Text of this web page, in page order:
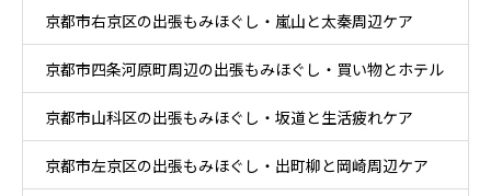
京都市右京区の出張もみほぐし・嵐山と太秦周辺ケア
京都市四条河原町周辺の出張もみほぐし・買い物とホテル
滞在ケア
京都市山科区の出張もみほぐし・坂道と生活疲れケア
京都市左京区の出張もみほぐし・出町柳と岡崎周辺ケア